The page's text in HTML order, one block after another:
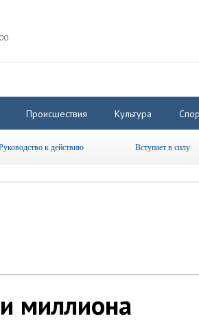
Происшествия Культура
к действию Вступает в силу
миллиона